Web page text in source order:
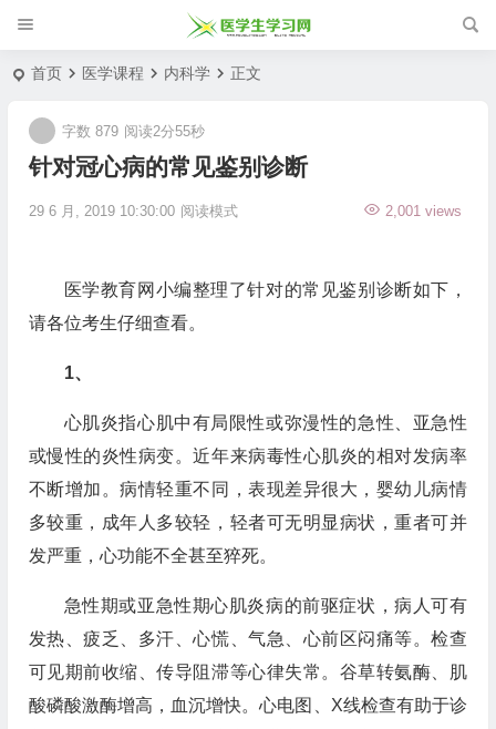
首页 医学课程 内科学 正文
针对冠心病的常见鉴别诊断
29 6 月, 2019 10:30:00 2,001 views
字数 879 阅读2分55秒
阅读模式
医学教育网小编整理了针对的常见鉴别诊断如下，
请各位考生仔细查看。
1、
心肌炎指心肌中有局限性或弥漫性的急性、亚急性
或慢性的炎性病变。近年来病毒性心肌炎的相对发病率
不断增加。病情轻重不同，表现差异很大，婴幼儿病情
多较重，成年人多较轻，轻者可无明显病状，重者可并
发严重，心功能不全甚至猝死。
急性期或亚急性期心肌炎病的前驱症状，病人可有
发热、疲乏、多汗、心慌、气急、心前区闷痛等。检查
可见期前收缩、传导阻滞等心律失常。谷草转氨酶、肌
酸磷酸激酶增高，血沉增快。心电图、X线检查有助于诊